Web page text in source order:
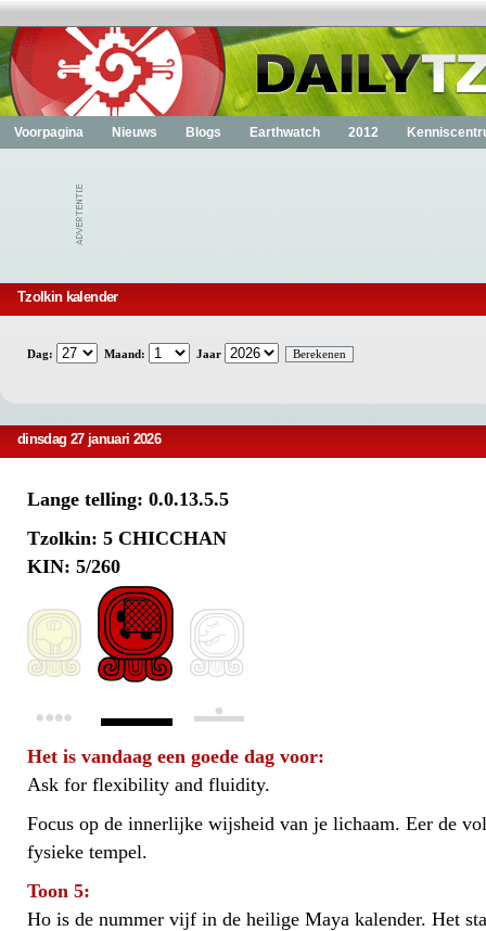
Voorpagina Nieuws Blogs Earthwatch 2012
Tzolkin kalender
Dag: Maand: Jaar
dinsdag 27 januari 2026
Lange telling: 0.0.13.5.5
Tzolkin: 5 CHICCHAN
KIN: 5/260
Het is vandaag een goede dag voor:
Ask for flexibility and fluidity.
Focus op de innerlijke wijsheid van je lichaam. Eer de
fysieke tempel.
Toon 5:
Ho is de nummer vijf in de heilige Maya kalender. Het